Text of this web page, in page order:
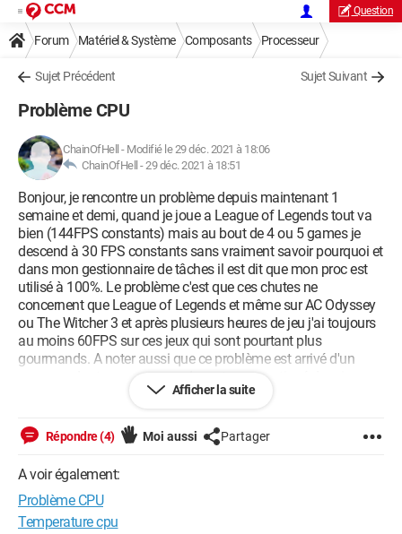
Question
Forum Matériel & Système Composants Processeur
Sujet Précédent Sujet Suivant
Problème CPU
ChainOfHell - Modifié le 29 déc. 2021 à 18:06
ChainOfHell -29 déc. 2021 à 18:51
Bonjour, je rencontre un problème depuis maintenant 1
semaine et demi, quand je joue a League of Legends tout va
bien (144FPS constants) mais au bout de 4 ou 5 games je
descend à 30 FPS constants sans vraiment savoir pourquoi et
dans mon gestionnaire de tâches il est dit que mon proc est
utilisé à 100%. Le problème c'est que ces chutes ne
concernent que League of Legends et même sur AC Odyssey
ou The Witcher 3 et après plusieurs heures de jeu j'ai toujours
au moins 60FPS sur ces jeux qui sont pourtant plus
gourmands. A noter aussi que ce problème est arrivé d'un
coup pendant une game random et ça a continué depuis,
alors qu'avant tout allais bien.
Voici ma config :
-Ryzen 3 3200G
-RX 560
-8 GoRAM3200mhz
-AsRock B450
Afficher la suite
Répondre (4) Moi aussi Partager
A voir également:
Problème CPU
Temperature cpu